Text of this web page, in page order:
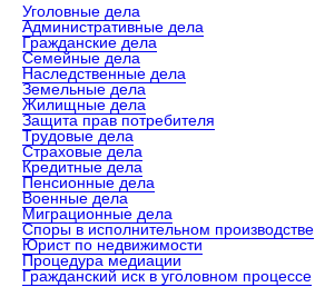
Уголовные дела
Административные дела
Гражданские дела
Семейные дела
Наследственные дела
Земельные дела
Жилищные дела
Защита прав потребителя
Трудовые дела
Страховые дела
Кредитные дела
Пенсионные дела
Военные дела
Миграционные дела
Споры в исполнительном производстве
Юрист по недвижимости
Процедура медиации
Гражданский иск в уголовном процессе